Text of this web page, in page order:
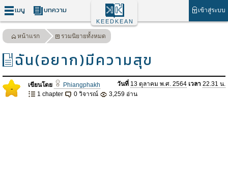
เมนู บทความ เข้าสู่ระบบ
KEEDKEAN
หน้าแรก รวมนิยายทั้งหมด
ฉัน(อยาก)มีความสุข
- เขียนโดย Phiangphakh วันที่ 13 ตุลาคม พ.ศ. 2564 เวลา 22.31 น.
1 chapter
0 วิจารณ์ 3,259 อ่าน